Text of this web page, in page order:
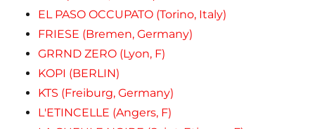
EL PASO OCCUPATO (Torino, Italy)
FRIESE (Bremen, Germany)
GRRND ZERO (Lyon, F)
KOPI (BERLIN)
KTS (Freiburg, Germany)
L'ETINCELLE (Angers, F)